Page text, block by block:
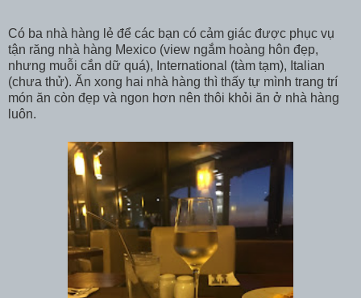
Có ba nhà hàng lẻ để các bạn có cảm giác được phục vụ
tận răng nhà hàng Mexico (view ngắm hoàng hôn đẹp,
nhưng muỗi cắn dữ quá), International (tàm tạm), Italian
(chưa thử). Ăn xong hai nhà hàng thì thấy tự mình trang trí
món ăn còn đẹp và ngon hơn nên thôi khỏi ăn ở nhà hàng
luôn.